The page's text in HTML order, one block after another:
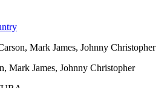
Mark James, Johnny Christopher
Mark James, Johnny Christopher